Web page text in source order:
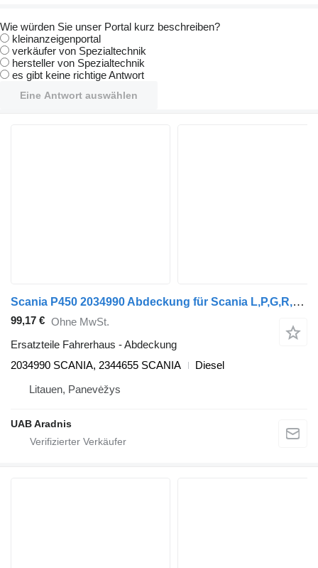
Wie würden Sie unser Portal kurz beschreiben?
kleinanzeigenportal
verkäufer von Spezialtechnik
hersteller von Spezialtechnik
es gibt keine richtige Antwort
Eine Antwort auswählen
Scania P450 2034990 Abdeckung für Scania L,P,G,R,S series Sattelzugmaschine
99,17 € Ohne MwSt.
Ersatzteile Fahrerhaus - Abdeckung
2034990 SCANIA, 2344655 SCANIA
Diesel
Litauen, Panevėžys
UAB Aradnis